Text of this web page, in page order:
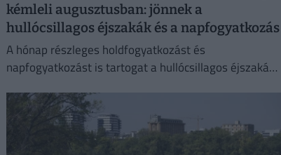
kémleli augusztusban: jönnek a
hullócsillagos éjszakák és a napfogyatkozás
A hónap részleges holdfogyatkozást és
napfogyatkozást is tartogat a hullócsillagos éjszakák